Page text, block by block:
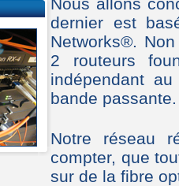
dernier est
Networks®.
2 routeurs
indépendant
bande passante.
Notre réseau
compter, que
sur de la fibre